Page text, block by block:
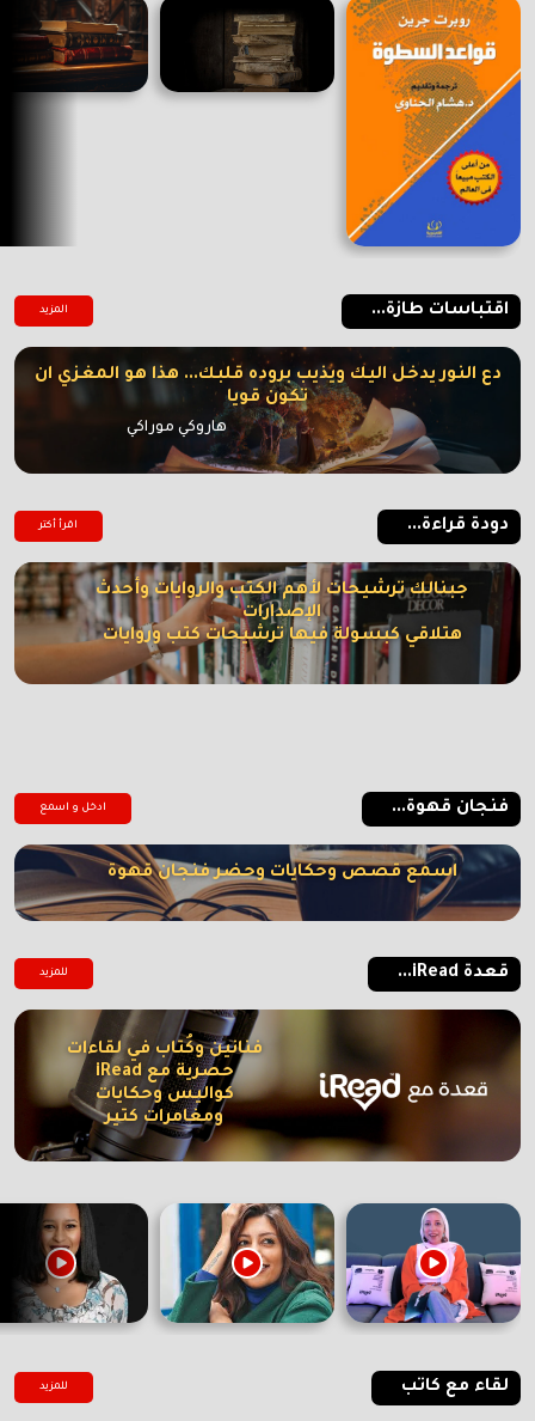
اقتباسات طازة... المزيد
دع النور يدخل اليك ويذيب بروده قلبك... هذا هو المغزي ان
تكون قويا
هاروكي موراكي
دودة قراءة... اقرأ أكتر
جبنالك ترشيحات لأهم الكتب والروايات وأحدث
الإصدارات
هتلاقي كبسولة فيها ترشيحات كتب وروايات
فنجان قهوة... ادخل و اسمع
اسمع قصص وحكايات وحضر فنجان قهوة
قعدة iRead... للمزيد
فنانين وكُتاب في لقاءات
حصرية مع iRead
كواليس وحكايات
ومغامرات كتير
لقاء مع كاتب للمزيد